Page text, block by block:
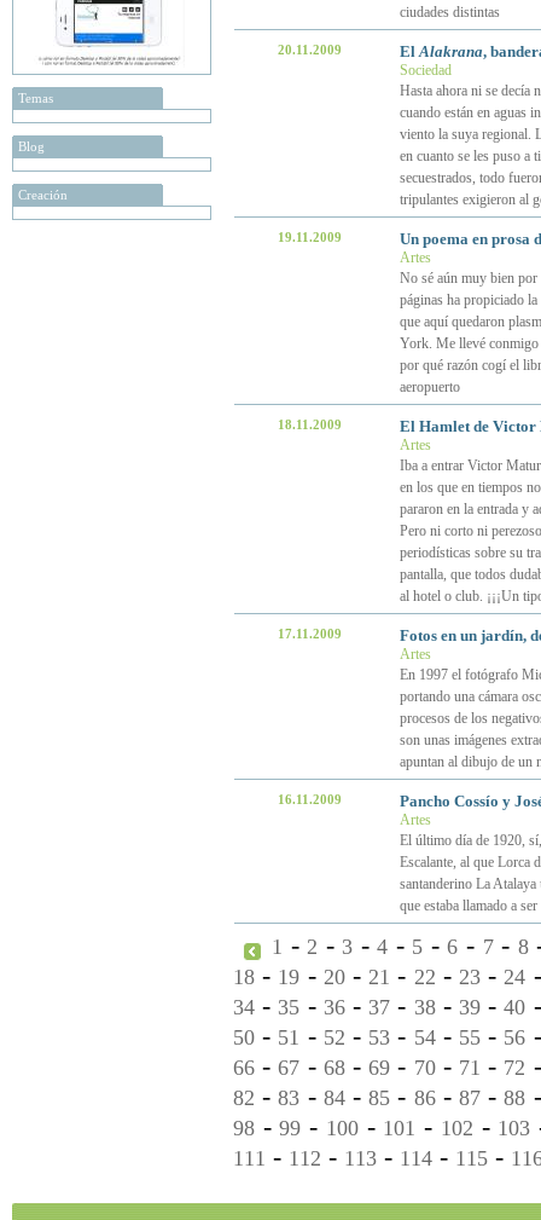
Temas
Blog
Creación
ciudades distintas
20.11.2009 ElAlakrana,
Sociedad
Hasta ahora ni se decía
cuando están en aguas
viento la suya regional.
en cuanto se les puso a
secuestrados, todo
tripulantes exigieron al
19.11.2009 Un poema en prosa
Artes
No sé aún muy bien por
páginas ha propiciado
que aquí quedaron
York. Me llevé conmigo
por qué razón cogí el
aeropuerto
18.11.2009 El Hamlet de Victor
Artes
Iba a entrar Victor
en los que en tiempos
pararon en la entrada y
Pero ni corto ni
periodísticas sobre su
pantalla, que todos
al hotel o club. ¡¡¡Un
17.11.2009 Fotos en un jardín,
Artes
En 1997 el fotógrafo
portando una cámara
procesos de los
son unas imágenes
apuntan al dibujo de un
16.11.2009 Pancho Cossío y
Artes
El último día de 1920,
Escalante, al que Lorca
santanderino La
que estaba llamado a
1 -2 - 3 -4 - 5 -6 - 7- 8
18 - 19 - 20-21 - 22 - 23-24
34 - 35 - 36- 37 - 38- 39-40
50 - 51 - 52 - 53 - 54- 55- 56
66 -67 - 68-69 - 70- 71 - 72
82 -83 - 84-85 - 86- 87-88
98 -99 - 100- 101 - 102 - 103
111 - 112 - 113 - 114 - 115 -